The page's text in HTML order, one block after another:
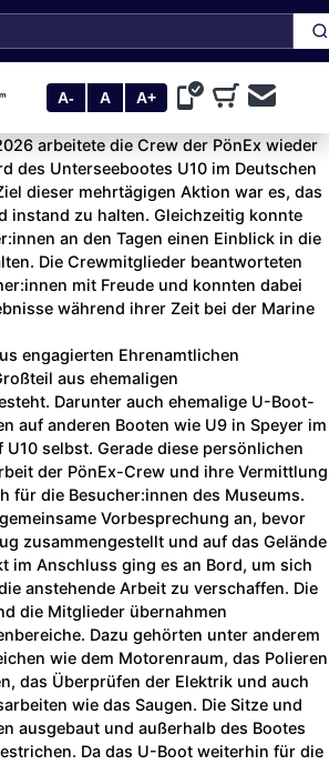
A- A A+
arbeitete die Crew der PönEx wieder
des Unterseebootes U10 im Deutschen
dieser mehrtägigen Aktion war es, das
instand zu halten. Gleichzeitig konnte
an den Tagen einen Einblick in die
Die Crewmitglieder beantworteten
mit Freude und konnten dabei
während ihrer Zeit bei der Marine
engagierten Ehrenamtlichen
aus ehemaligen
Darunter auch ehemalige U-Boot-
auf anderen Booten wie U9 in Speyer im
U10 selbst. Gerade diese persönlichen
der PönEx-Crew und ihre Vermittlung
für die Besucher:innen des Museums.
Vorbesprechung an, bevor
zusammengestellt und auf das Gelände
im Anschluss ging es an Bord, um sich
anstehende Arbeit zu verschaffen. Die
die Mitglieder übernahmen
Dazu gehörten unter anderem
wie dem Motorenraum, das Polieren
das Überprüfen der Elektrik und auch
wie das Saugen. Die Sitze und
ausgebaut und außerhalb des Bootes
Da das U-Boot weiterhin für die